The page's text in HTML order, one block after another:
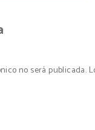
no será publicada.